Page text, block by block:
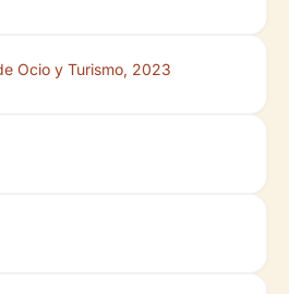
Ocio y Turismo, 2023